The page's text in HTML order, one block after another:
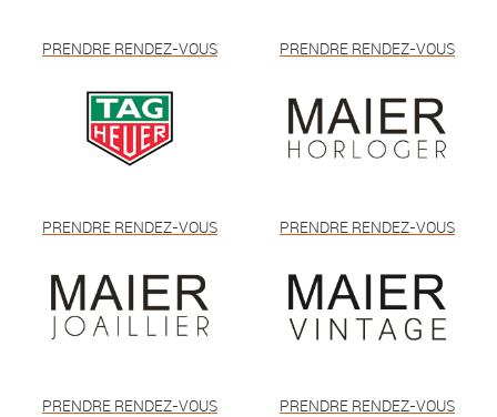
PRENDRE RENDEZ-VOUS PRENDRE RENDEZ-VOUS
PRENDRE RENDEZ-VOUS PRENDRE RENDEZ-VOUS
PRENDRE RENDEZ-VOUS PRENDRE RENDEZ-VOUS